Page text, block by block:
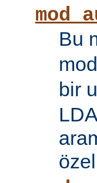
Bu
bir